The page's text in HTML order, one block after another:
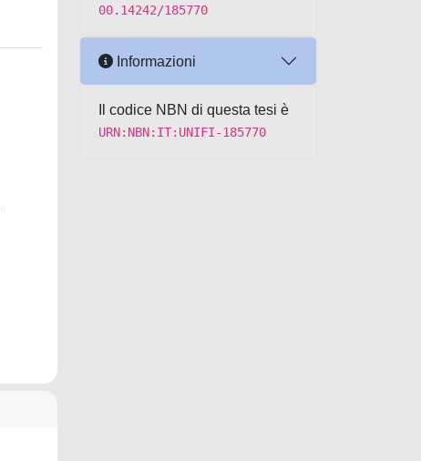
00.14242/185770
Informazioni
Il codice NBN di questa tesi è
URN:NBN:IT:UNIFI-185770